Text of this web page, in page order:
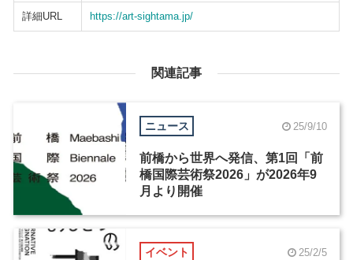
詳細URL https://art-sightama.jp/
関連記事
ニュース 25/9/10
前橋から世界へ発信、第1回「前
橋国際芸術祭2026」が2026年9
月より開催
イベント 25/2/5